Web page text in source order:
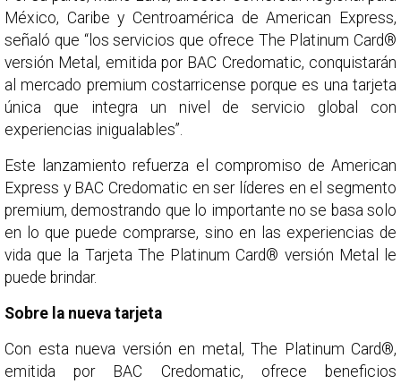
México, Caribe y Centroamérica de American Express,
señaló que “los servicios que ofrece The Platinum Card®
versión Metal, emitida por BAC Credomatic, conquistarán
al mercado premium costarricense porque es una tarjeta
única que integra un nivel de servicio global con
experiencias inigualables”.
Este lanzamiento refuerza el compromiso de American
Express y BAC Credomatic en ser líderes en el segmento
premium, demostrando que lo importante no se basa solo
en lo que puede comprarse, sino en las experiencias de
vida que la Tarjeta The Platinum Card® versión Metal le
puede brindar.
Sobre la nueva tarjeta
Con esta nueva versión en metal, The Platinum Card®,
emitida por BAC Credomatic, ofrece beneficios